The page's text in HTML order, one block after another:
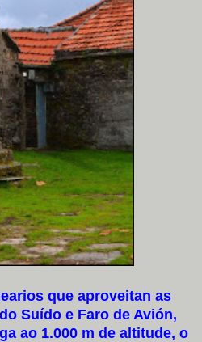
que aproveitan as
Suído e Faro de Avión,
ao 1.000 m de altitude, o